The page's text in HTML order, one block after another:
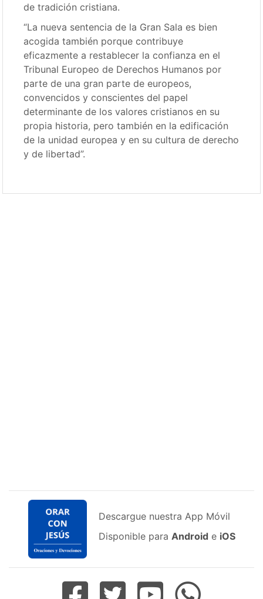
de tradición cristiana.
“La nueva sentencia de la Gran Sala es bien
acogida también porque contribuye
eficazmente a restablecer la confianza en el
Tribunal Europeo de Derechos Humanos por
parte de una gran parte de europeos,
convencidos y conscientes del papel
determinante de los valores cristianos en su
propia historia, pero también en la edificación
de la unidad europea y en su cultura de derecho
y de libertad”.
Descargue nuestra App Móvil
Disponible para Android e iOS